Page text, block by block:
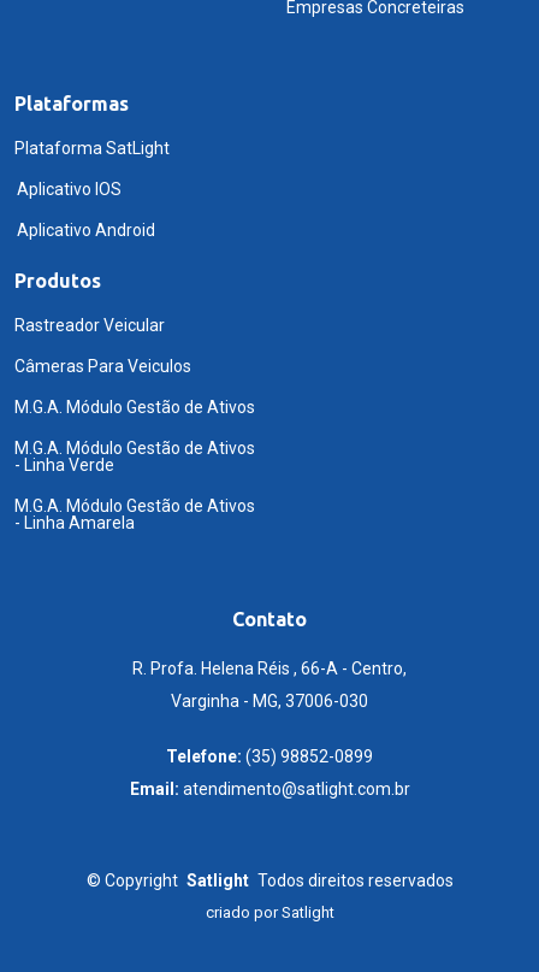
Empresas Concreteiras
Plataformas
Plataforma SatLight
Aplicativo IOS
Aplicativo Android
Produtos
Rastreador Veicular
Câmeras Para Veiculos
M.G.A. Módulo Gestão de Ativos
M.G.A. Módulo Gestão de Ativos
- Linha Verde
M.G.A. Módulo Gestão de Ativos
- Linha Amarela
Contato
R. Profa. Helena Réis , 66-A - Centro,
Varginha - MG, 37006-030
Telefone: (35) 98852-0899
Email: atendimento@satlight.com.br
© Copyright Satlight Todos direitos reservados
criado porSatlight